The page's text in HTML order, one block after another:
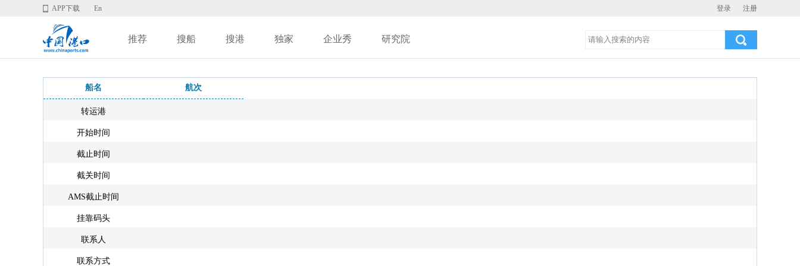
登录 注册
APP下载 En
推荐 搜船 搜港 独家 企业秀 研究院
船名 航次
转运港
开始时间
截止时间
截关时间
AMS截止时间
挂靠码头
联系人
联系方式